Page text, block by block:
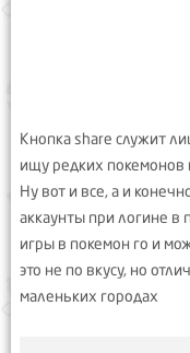
Кнопка share служит
ищу редких покемонов
Ну вот и все, а и
аккаунты при логине в
игры в покемон го и
это не по вкусу, но
маленьких городах